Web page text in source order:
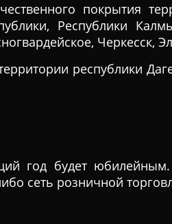
покрытия
Республики
Черкесск,
республики
год будет
сеть розничной